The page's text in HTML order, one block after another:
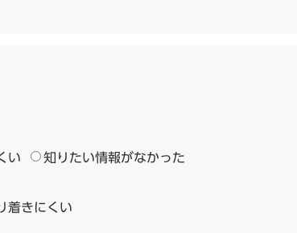
い 知りたい情報がなかった
着きにくい